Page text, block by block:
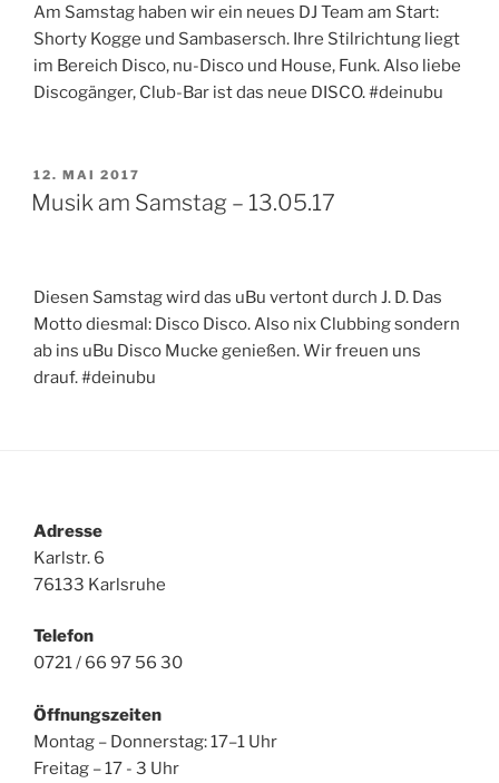
Am Samstag haben wir ein neues DJ Team am Start:
Shorty Kogge und Sambasersch. Ihre Stilrichtung liegt
im Bereich Disco, nu-Disco und House, Funk. Also liebe
Discogänger, Club-Bar ist das neue DISCO. #deinubu
VERÖFFENTLICHT
AM
12. MAI 2017
Musik am Samstag – 13.05.17
Diesen Samstag wird das uBu vertont durch J. D. Das
Motto diesmal: Disco Disco. Also nix Clubbing sondern
ab ins uBu Disco Mucke genießen. Wir freuen uns
drauf. #deinubu
Adresse
Karlstr. 6
76133 Karlsruhe
Telefon
0721 / 66 97 56 30
Öffnungszeiten
Montag – Donnerstag: 17–1 Uhr
Freitag – 17 - 3 Uhr